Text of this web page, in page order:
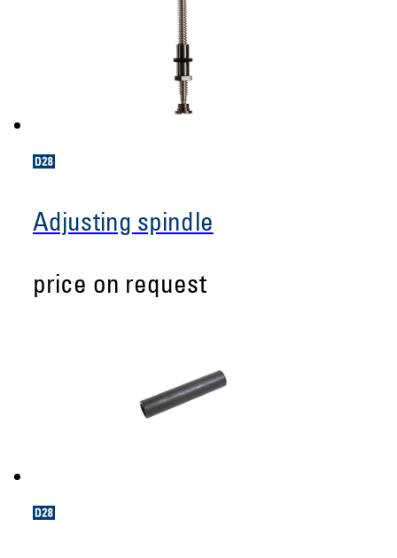
Adjusting spindle
price on request